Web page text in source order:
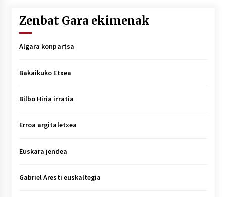
Zenbat Gara ekimenak
Algara konpartsa
Bakaikuko Etxea
Bilbo Hiria irratia
Erroa argitaletxea
Euskara jendea
Gabriel Aresti euskaltegia